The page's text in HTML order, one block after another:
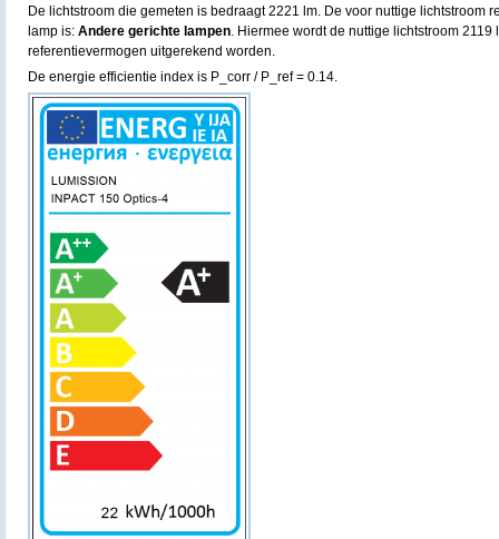
De lichtstroom die gemeten is bedraagt 2221 lm. De voor nuttige lichtstroom
lamp is: Andere gerichte lampen. Hiermee wordt de nuttige lichtstroom 2119
referentievermogen uitgerekend worden.
De energie efficientie index is P_corr / P_ref = 0.14.